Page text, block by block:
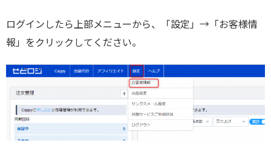
ログインしたら上部メニューから、「設定」→「お客様情
報」をクリックしてください。